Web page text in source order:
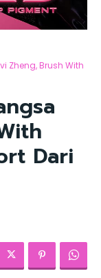
Zheng, Brush With
Dari